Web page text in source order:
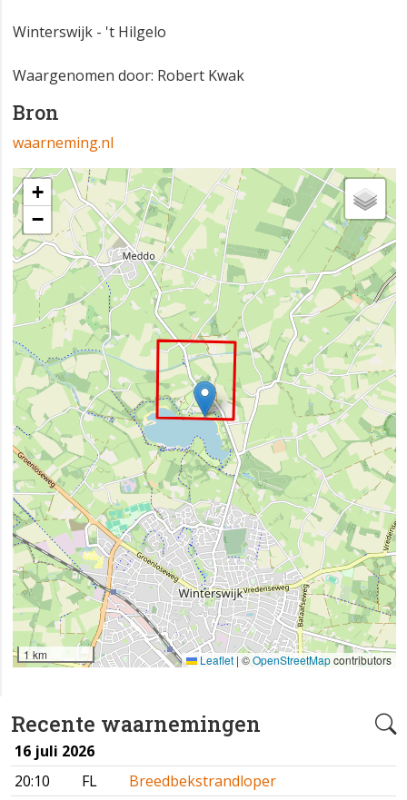
Recente waarnemingen
16 juli 2026
20:10
FL
Breedbekstrandloper
Winterswijk - 't Hilgelo
Waargenomen door: Robert Kwak
Bron
waarneming.nl
+
−
1 km Leaflet | ©OpenStreetMapcontributors